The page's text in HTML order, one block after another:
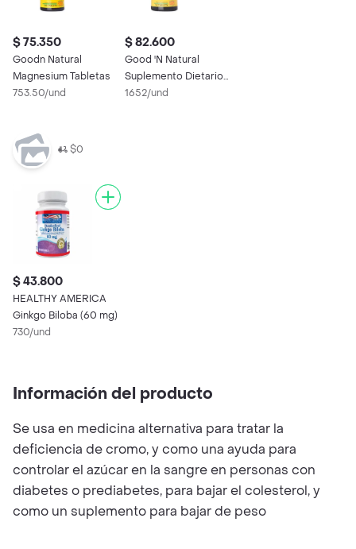
$ 75.350
Goodn Natural
Magnesium Tabletas
753.50/und
$ 82.600
Good 'N Natural
Suplemento Dietario
(200 mcg)
1652/und
$0
$ 43.800
HEALTHY AMERICA
Ginkgo Biloba (60 mg)
730/und
Información del producto
Se usa en medicina alternativa para tratar la
deficiencia de cromo, y como una ayuda para
controlar el azúcar en la sangre en personas con
diabetes o prediabetes, para bajar el colesterol, y
como un suplemento para bajar de peso